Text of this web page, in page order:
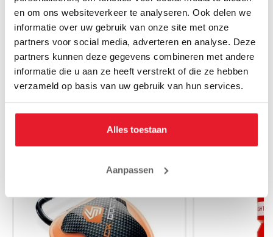
en om ons websiteverkeer te analyseren. Ook delen we
informatie over uw gebruik van onze site met onze
partners voor social media, adverteren en analyse. Deze
partners kunnen deze gegevens combineren met andere
informatie die u aan ze heeft verstrekt of die ze hebben
verzameld op basis van uw gebruik van hun services.
Alles toestaan
Aanpassen
MISSCHIEN VIND JE DIT OOK LEUK